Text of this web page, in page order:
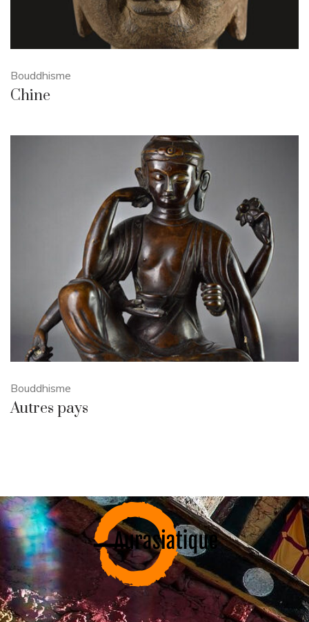
Bouddhisme
Chine
Bouddhisme
Autres pays